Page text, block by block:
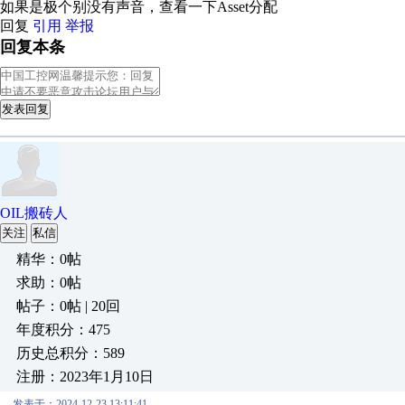
如果是极个别没有声音，查看一下Asset分配
回复 引用 举报
回复本条
发表回复
OIL搬砖人
关注 私信
精华：0帖
求助：0帖
帖子：0帖 | 20回
年度积分：475
历史总积分：589
注册：2023年1月10日